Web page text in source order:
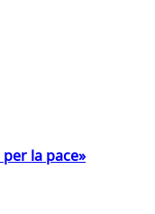
la pace»